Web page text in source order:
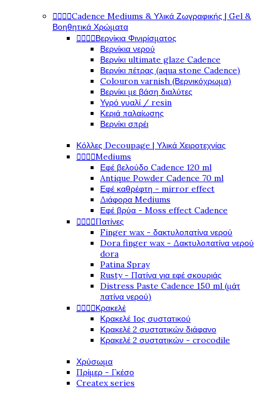
Cadence Mediums & Υλικά Ζωγραφικής | Gel &
Βοηθητικά Χρώματα
Βερνίκια Φινιρίσματος
Βερνίκια νερού
Βερνίκι ultimate glaze Cadence
Βερνίκι πέτρας (aqua stone Cadence)
Colouron varnish (Βερνικόχρωμα)
Βερνίκι με βάση διαλύτες
Υγρό γυαλί / resin
Κεριά παλαίωσης
Βερνίκι σπρέι
Κόλλες Decoupage | Υλικά Χειροτεχνίας
Mediums
Εφέ βελούδο Cadence 120 ml
Antique Powder Cadence 70 ml
Εφέ καθρέφτη - mirror effect
Διάφορα Mediums
Εφέ βρύα - Moss effect Cadence
Πατίνες
Finger wax - δακτυλοπατίνα νερού
Dora finger wax - Δακτυλοπατίνα νερού
dora
Patina Spray
Rusty - Πατίνα για εφέ σκουριάς
Distress Paste Cadence 150 ml (μάτ
πατίνα νερού)
Κρακελέ
Κρακελέ 1ος συστατικού
Κρακελέ 2 συστατικών διάφανο
Κρακελέ 2 συστατικών - crocodile
Χρύσωμα
Πρίμερ - Γκέσο
Createx series